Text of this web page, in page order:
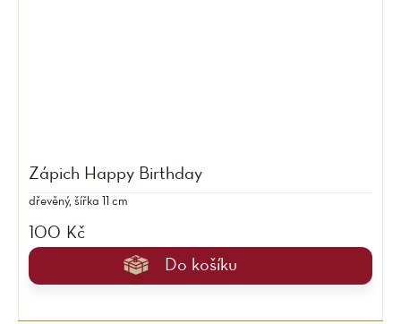
Zápich Happy Birthday
100 Kč
Do košíku
dřevěný, šířka 11 cm